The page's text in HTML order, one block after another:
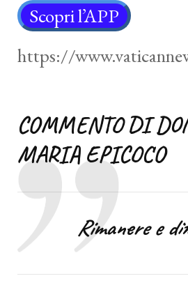
Scopri l’APP
https://
COMMENTO DI
MARIA EPICOCO
Rimanere e